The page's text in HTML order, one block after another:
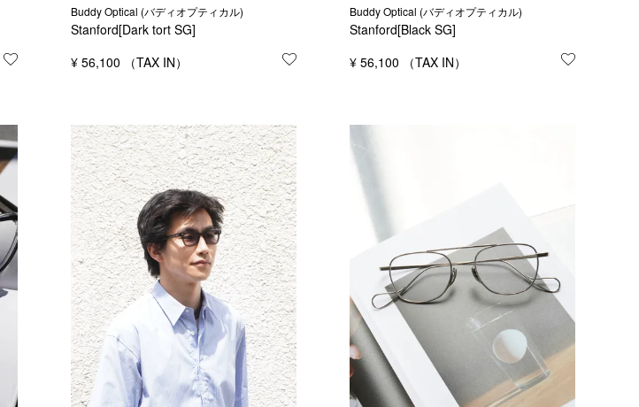
お気に入りに登録する
Buddy Optical (バディオプティカル)
Stanford[Dark tort SG]
¥ 56,100 お気に入りに登録する
Buddy Optical (バディオプティカル)
Stanford[Black SG]
¥ 56,100